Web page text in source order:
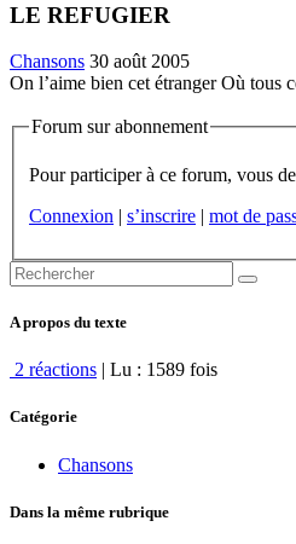
LE REFUGIER
Chansons 30 août 2005
On l’aime bien cet étranger Où tous
Forum sur abonnement
Connexion | s’inscrire | mot de
A propos du texte
2 réactions | Lu : 1589 fois
Catégorie
Chansons
Dans la même rubrique